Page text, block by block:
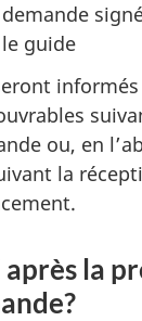
guide
ou, en
la
la